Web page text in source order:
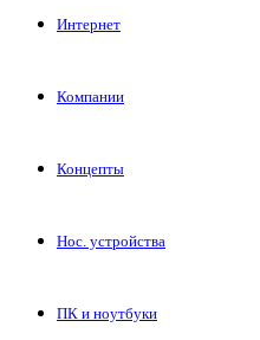
Интернет
Компании
Концепты
Нос. устройства
ПК и ноутбуки